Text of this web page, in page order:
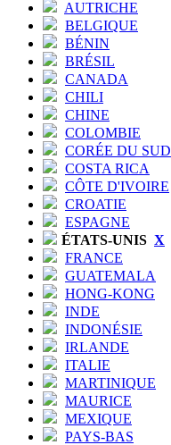
AUTRICHE
BELGIQUE
BÉNIN
BRÉSIL
CANADA
CHILI
CHINE
COLOMBIE
CORÉE DU SUD
COSTA RICA
CÔTE D'IVOIRE
CROATIE
ESPAGNE
ÉTATS-UNIS X
FRANCE
GUATEMALA
HONG-KONG
INDE
INDONÉSIE
IRLANDE
ITALIE
MARTINIQUE
MAURICE
MEXIQUE
PAYS-BAS